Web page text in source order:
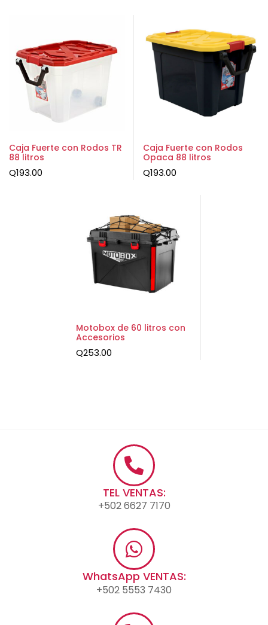
Caja Fuerte con Rodos TR
88 litros
Q193.00
Caja Fuerte con Rodos
Opaca 88 litros
Q193.00
Motobox de 60 litros con
Accesorios
Q253.00
TEL VENTAS:
+502 6627 7170
WhatsApp VENTAS:
+502 5553 7430